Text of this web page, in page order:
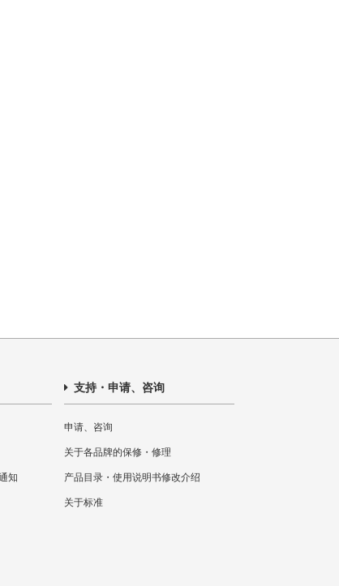
知
支持・申请、咨询
申请、咨询
关于各品牌的保修・修理
产品目录・使用说明书修改介绍
关于标准